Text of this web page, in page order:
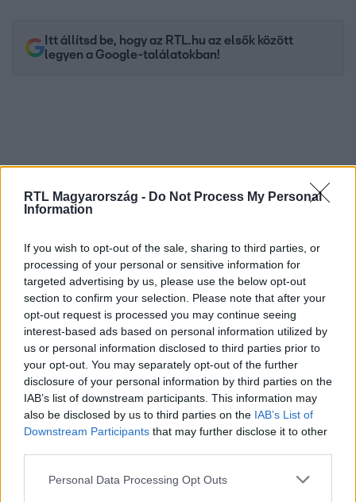
RTL Magyarország - Do Not Process My Personal
Information
If you wish to opt-out of the sale, sharing to third parties, or
processing of your personal or sensitive information for
targeted advertising by us, please use the below opt-out
section to confirm your selection. Please note that after your
opt-out request is processed you may continue seeing
interest-based ads based on personal information utilized by
us or personal information disclosed to third parties prior to
your opt-out. You may separately opt-out of the further
disclosure of your personal information by third parties on the
IAB’s list of downstream participants. This information may
also be disclosed by us to third parties on the IAB’s List of
Downstream Participants that may further disclose it to other
Please note that this website/app uses one or more Google
Personal Data Processing Opt Outs
Itt állítsd be, hogy az RTL.hu az elsők között
legyen a Google-találatokban!
Kövess minket, és értesülj a friss hírekről a
Facebookon is!
Követem
ÉLETMÓD #EGÉSZSÉG #ÉLETMÓD TANÁCSOK
GYÓGYÍTÁS #DEPRESSZIÓ #PSZICHOLÓGIA